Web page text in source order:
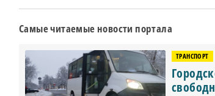
Самые читаемые новости портала
ТРАНСПОРТ